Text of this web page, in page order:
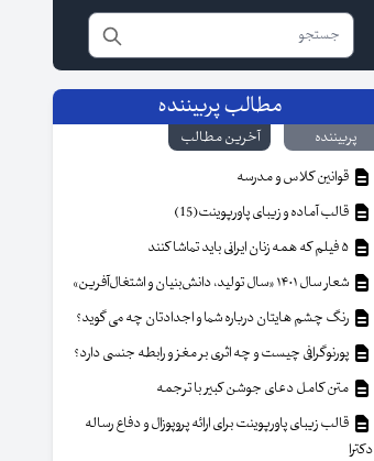
مطالب پربیننده
پربیننده
آخرین مطالب
قوانین کلاس و مدرسه
قالب آماده و زیبای پاورپوینت(15)
شعار سال ۱۴۰۱ «سال تولید، دانش‌بنیان و اشتغال‌آفرین»
رنگ چشم هایتان درباره شما و اجدادتان چه می گوید؟
پورنوگرافی چیست و چه اثری بر مغز و رابطه جنسی دارد؟
متن کامل دعای جوشن کبیر با ترجمه
قالب زیبای پاورپوینت برای ارائه پروپوزال و دفاع رساله
دکترا